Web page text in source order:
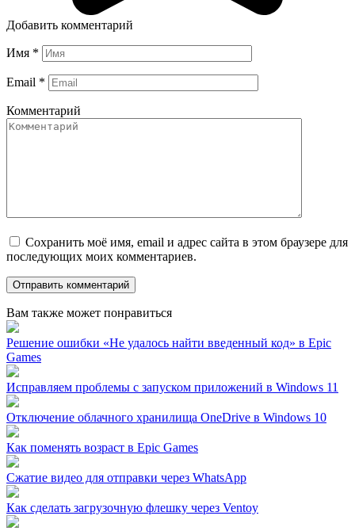
Добавить комментарий
Имя *
Email *
Комментарий
Сохранить моё имя, email и адрес сайта в этом браузере для
последующих моих комментариев.
Вам также может понравиться
Решение ошибки «Не удалось найти введенный код» в Epic
Games
Исправляем проблемы с запуском приложений в Windows 11
Отключение облачного хранилища OneDrive в Windows 10
Как поменять возраст в Epic Games
Сжатие видео для отправки через WhatsApp
Как сделать загрузочную флешку через Ventoy